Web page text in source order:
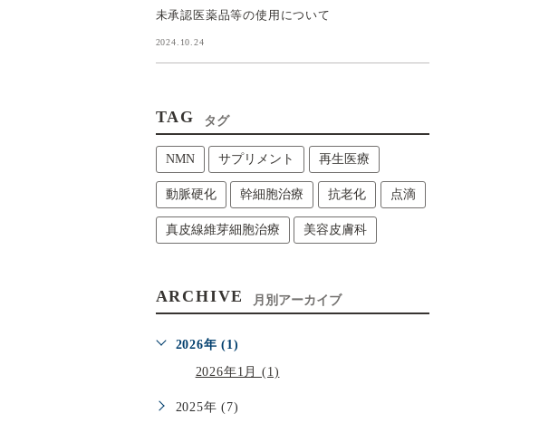
未承認医薬品等の使用について
2024.10.24
TAG タグ
NMN サプリメント 再生医療
動脈硬化 幹細胞治療 抗老化 点滴
真皮線維芽細胞治療 美容皮膚科
ARCHIVE 月別アーカイブ
2026年 (1)
2026年1月 (1)
2025年 (7)